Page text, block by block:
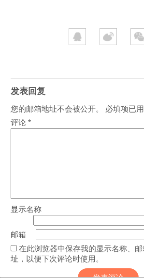
发表回复
您的邮箱地址不会被公开。 必填项已
评论*
显示名称
邮箱
在此浏览器中保存我的显示名称、
址，以便下次评论时使用。